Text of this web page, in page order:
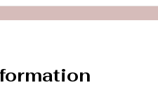
れたら、子ども